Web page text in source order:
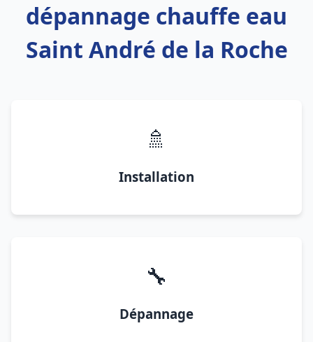
dépannage chauffe eau
Saint André de la Roche
🚿
Installation
🔧
Dépannage